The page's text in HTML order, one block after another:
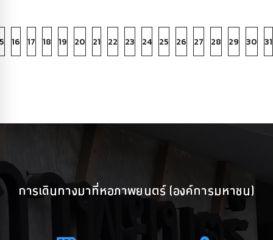
16 17 18 19 20 21 22 23 24 25 26 27 28 29 30 31
การเดินทางมาที่หอภาพยนตร์ (องค์การมหาชน)